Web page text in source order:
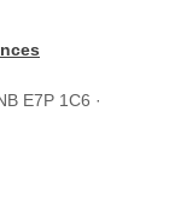
E7P 1C6 ·